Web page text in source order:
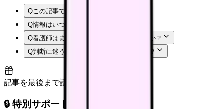
Q この記事では何を確認できますか？
Q情報はいつ時点のものですか？
Q看護師はまず何から確認すればよいですか？
Q判断に迷う場合はどうすればよいですか？
記事を最後まで読むと解放
🔒 特別サポート枠（未開放）